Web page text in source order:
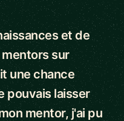
et de
sur
une chance
pouvais laisser
mentor, j'ai pu